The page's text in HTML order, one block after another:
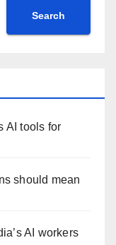
Search
AI tools for
should mean
AI workers